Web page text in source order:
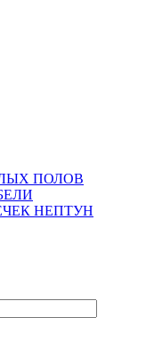
ПОЛОВ
НЕПТУН